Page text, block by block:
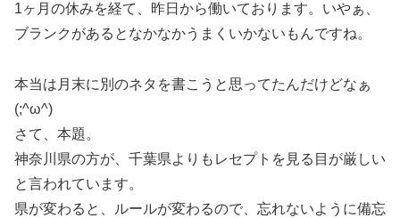
1ヶ月の休みを経て、昨日から働いております。いやぁ、
ブランクがあるとなかなかうまくいかないもんですね。
本当は月末に別のネタを書こうと思ってたんだけどなぁ
(;^ω^)
さて、本題。
神奈川県の方が、千葉県よりもレセプトを見る目が厳しい
と言われています。
県が変わると、ルールが変わるので、忘れないように備忘